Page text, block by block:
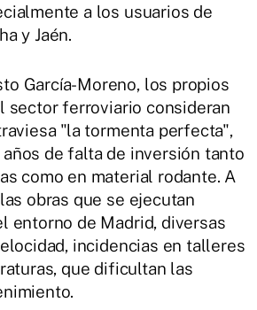
a los usuarios de
y Jaén.
García-Moreno, los propios
sector ferroviario consideran
"la tormenta perfecta",
de falta de inversión tanto
como en material rodante. A
obras que se ejecutan
entorno de Madrid, diversas
incidencias en talleres
que dificultan las